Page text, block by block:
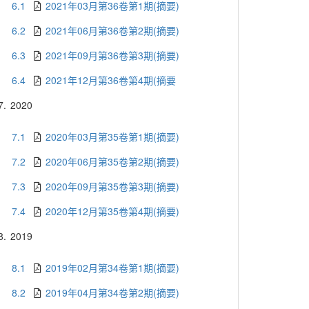
6.1
2021年03月第36卷第1期(摘要)
6.2
2021年06月第36卷第2期(摘要)
6.3
2021年09月第36卷第3期(摘要)
6.4
2021年12月第36卷第4期(摘要
2020
7.1
2020年03月第35卷第1期(摘要)
7.2
2020年06月第35卷第2期(摘要)
7.3
2020年09月第35卷第3期(摘要)
7.4
2020年12月第35卷第4期(摘要)
2019
8.1
2019年02月第34卷第1期(摘要)
8.2
2019年04月第34卷第2期(摘要)